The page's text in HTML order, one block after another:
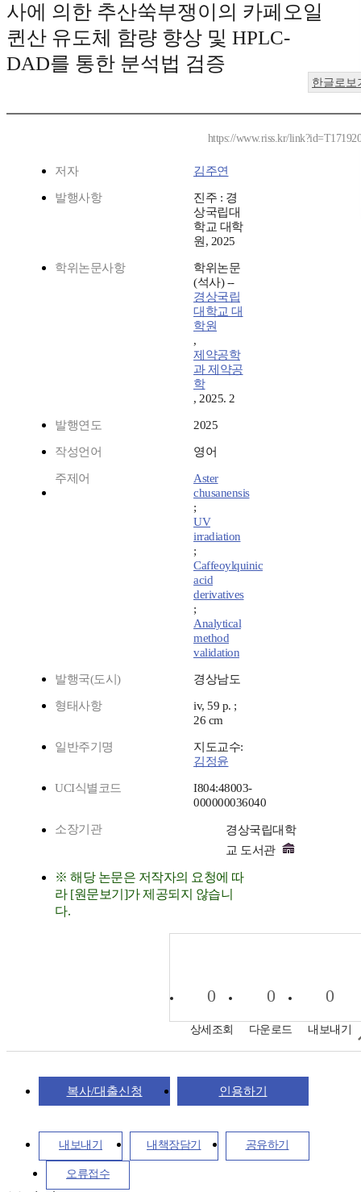
사에 의한 추산쑥부쟁이의 카페오일
퀸산 유도체 함량 향상 및 HPLC-
DAD를 통한 분석법 검증
한글로보
https://www.riss.kr/
저자 김주연
발행사항
진주 : 경
상국립대
학교 대학
원, 2025
학위논문사항
학위논문
(석사) --
경상국립
대학교 대
학원
,
제약공학
과 제약공
학
, 2025. 2
발행연도 2025
작성언어 영어
주제어
Aster
chusanensis
;
UV
irradiation
;
Caffeoylquinic
acid
derivatives
;
Analytical
method
validation
발행국(도시) 경상남도
형태사항
iv, 59 p. ;
26 cm
일반주기명
지도교수:
김정윤
UCI식별코드
I804:48003-
000000036040
소장기관
경상국립대학
교 도서관
※ 해당 논문은 저작자의 요청에 따
라 [원문보기]가 제공되지 않습니
다.
0
상세조회
0
다운로드
0
내보내기
복사/대출신청 인용하기
내보내기 내책장담기 공유하기
오류접수